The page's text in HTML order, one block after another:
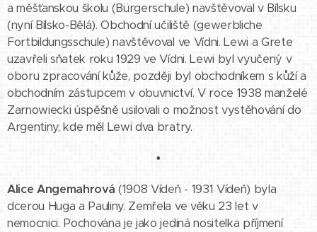
a měšťanskou školu (Bürgerschule) navštěvoval v Bílsku
(nyní Bílsko-Bělá). Obchodní učiliště (gewerbliche
Fortbildungsschule) navštěvoval ve Vídni. Lewi a Grete
uzavřeli sňatek roku 1929 ve Vídni. Lewi byl vyučený v
oboru zpracování kůže, později byl obchodníkem s kůží a
obchodním zástupcem v obuvnictví. V roce 1938 manželé
Zarnowiecki úspěšně usilovali o možnost vystěhování do
Argentiny, kde měl Lewi dva bratry.
•
Alice Angemahrová (1908 Vídeň - 1931 Vídeň) byla
dcerou Huga a Pauliny. Zemřela ve věku 23 let v
nemocnici. Pochována je jako jediná nositelka příjmení